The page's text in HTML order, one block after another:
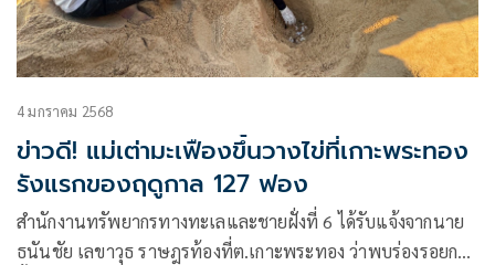
4 มกราคม 2568
ข่าวดี! แม่เต่ามะเฟืองขึ้นวางไข่ที่เกาะพระทอง
รังแรกของฤดูกาล 127 ฟอง
สำนักงานทรัพยากรทางทะเลและชายฝั่งที่ 6 ได้รับแจ้งจากนาย
ธนันชัย เลขาวุธ ราษฎรท้องที่ต.เกาะพระทอง ว่าพบร่องรอยการ